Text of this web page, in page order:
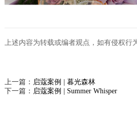
上述内容为转载或编者观点，如有侵权行
上一篇： 启蔻案例 | 暮光森林
下一篇： 启蔻案例 | Summer Whisper